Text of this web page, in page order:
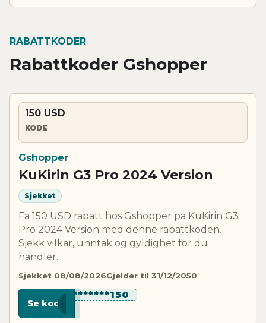
RABATTKODER
Rabattkoder Gshopper
150 USD
KODE
Gshopper
KuKirin G3 Pro 2024 Version
Sjekket
Fa 150 USD rabatt hos Gshopper pa KuKirin G3
Pro 2024 Version med denne rabattkoden.
Sjekk vilkar, unntak og gyldighet for du
handler.
Sjekket 08/08/2026Gjelder til 31/12/2050
*********150
Se kode